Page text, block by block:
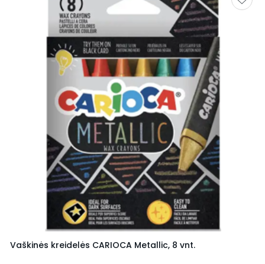
Vaškinės kreidelės CARIOCA Metallic, 8 vnt.